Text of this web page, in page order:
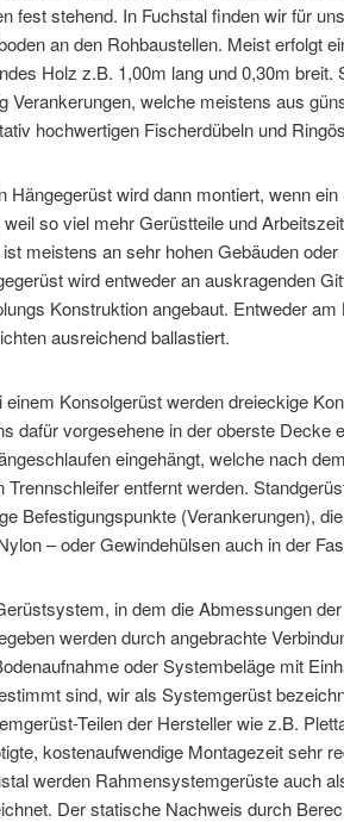
fest stehend. In Fuchstal finden wir für
an den Rohbaustellen. Meist erfolgt
Holz z.B. 1,00m lang und 0,30m breit.
Verankerungen, welche meistens aus
hochwertigen Fischerdübeln und
Hängegerüst wird dann montiert, wenn
weil so viel mehr Gerüstteile und
meistens an sehr hohen Gebäuden
wird entweder an auskragenden
Konstruktion angebaut. Entweder
ausreichend ballastiert.
einem Konsolgerüst werden dreieckige
dafür vorgesehene in der oberste Decke
eingehängt, welche nach
Trennschleifer entfernt werden.
Befestigungspunkte (Verankerungen),
– oder Gewindehülsen auch in der
in dem die Abmessungen
werden durch angebrachte
oder Systembeläge mit
sind, wir als Systemgerüst
Teilen der Hersteller wie z.B.
kostenaufwendige Montagezeit sehr
werden Rahmensystemgerüste auch
Der statische Nachweis durch